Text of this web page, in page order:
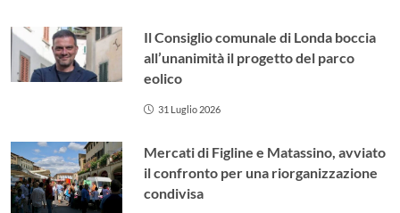
Il Consiglio comunale di Londa boccia
all’unanimità il progetto del parco
eolico
31 Luglio 2026
Mercati di Figline e Matassino, avviato
il confronto per una riorganizzazione
condivisa